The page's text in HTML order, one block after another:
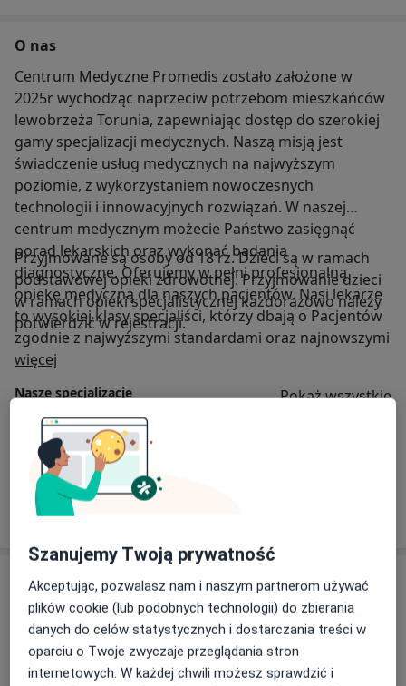
- Ruszaj się – regularna aktywność fizyczna
poprawia krążenie i odporność.
- Wysypiaj się – sen to najlepszy „naturalny lek”
dla Twojego organizmu.
- Nawadniaj się – pij odpowiednią ilość wody i
unikaj przesuszenia śluzówek.
- Ubieraj się „na cebulkę” – unikaj przegrzania i
wychłodzenia.
- Rozważ szczepienie przeciw grypie – to
bezpieczny i skuteczny sposób, by uniknąć
poważnych powikłań.
Pamiętaj – lepiej zapobiegać niż leczyć!
Jeśli mimo wszystko dopadną Cię objawy infekcji –
nie zwlekaj z wizytą u lekarza. W PROMEDIS nasi
specjaliści pomogą Ci szybko wrócić do zdrowia.
Umów wizytę telefonicznie albo na znanylekarz.pl
#Profilaktyka #Zdrowie #JesieńBezPrzeziębień
#PROMEDIS
O nas
Centrum Medyczne Promedis zostało założone w
2025r wychodząc naprzeciw potrzebom mieszkańców
lewobrzeża Torunia, zapewniając dostęp do szerokiej
gamy specjalizacji medycznych. Naszą misją jest
świadczenie usług medycznych na najwyższym
poziomie, z wykorzystaniem nowoczesnych
technologii i innowacyjnych rozwiązań. W naszej
centrum medycznym możecie Państwo zasięgnąć
porad lekarskich oraz wykonać badania
diagnostyczne. Oferujemy w pełni profesjonalną
opiekę medyczną dla naszych pacjentów. Nasi lekarze
to wysokiej klasy specjaliści, którzy dbają o Pacjentów
zgodnie z najwyższymi standardami oraz najnowszymi
osiągnięciami medycyny.
Przyjmowane są osoby od 18 rż. Dzieci są w ramach
podstawowej opieki zdrowotnej. Przyjmowanie dzieci
w ramach opieki specjalistycznej każdorazowo należy
potwierdzić w rejestracji.
więcej
Nasze specjalizacje Pokaż wszystkie
Urologia
Usługi
Wszystkie
Szanujemy Twoją prywatność
Akceptując, pozwalasz nam i naszym partnerom używać
plików cookie (lub podobnych technologii) do zbierania
danych do celów statystycznych i dostarczania treści w
oparciu o Twoje zwyczaje przeglądania stron
internetowych. W każdej chwili możesz sprawdzić i